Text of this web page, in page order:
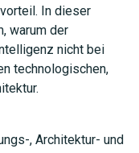
In dieser
warum der
nicht bei
technologischen,
, Architektur- und